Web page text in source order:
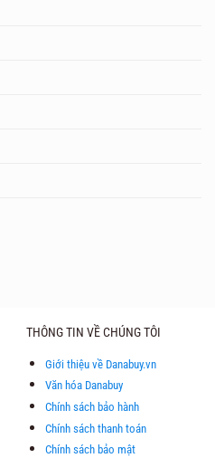
THÔNG TIN VỀ CHÚNG TÔI
Giới thiệu về Danabuy.vn
Văn hóa Danabuy
Chính sách bảo hành
Chính sách thanh toán
Chính sách bảo mật